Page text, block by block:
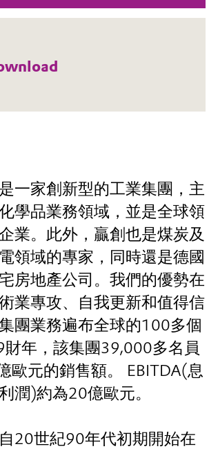
一家創新型的工業集團，主
學品業務領域，並是全球領
業。此外，贏創也是煤炭及
領域的專家，同時還是德國
房地產公司。我們的優勢在
業專攻、自我更新和值得信
團業務遍布全球的100多個
年，該集團39,000多名員
歐元的銷售額。 EBITDA(息
潤)約為20億歐元。
20世紀90年代初期開始在